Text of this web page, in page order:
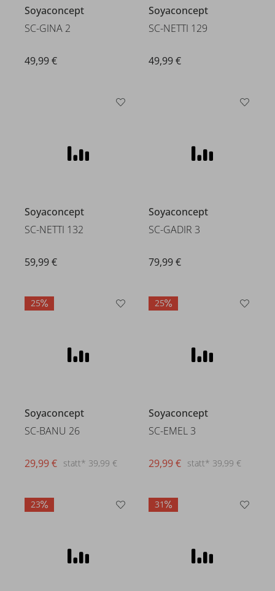
Soyaconcept
SC-GINA 2
49,99 €
Soyaconcept
SC-NETTI 129
49,99 €
Soyaconcept
SC-NETTI 132
59,99 €
Soyaconcept
SC-GADIR 3
79,99 €
25
Soyaconcept
SC-BANU 26
statt* 39,99 €
29,99 €
25
Soyaconcept
SC-EMEL 3
statt* 39,99 €
29,99 €
23 31